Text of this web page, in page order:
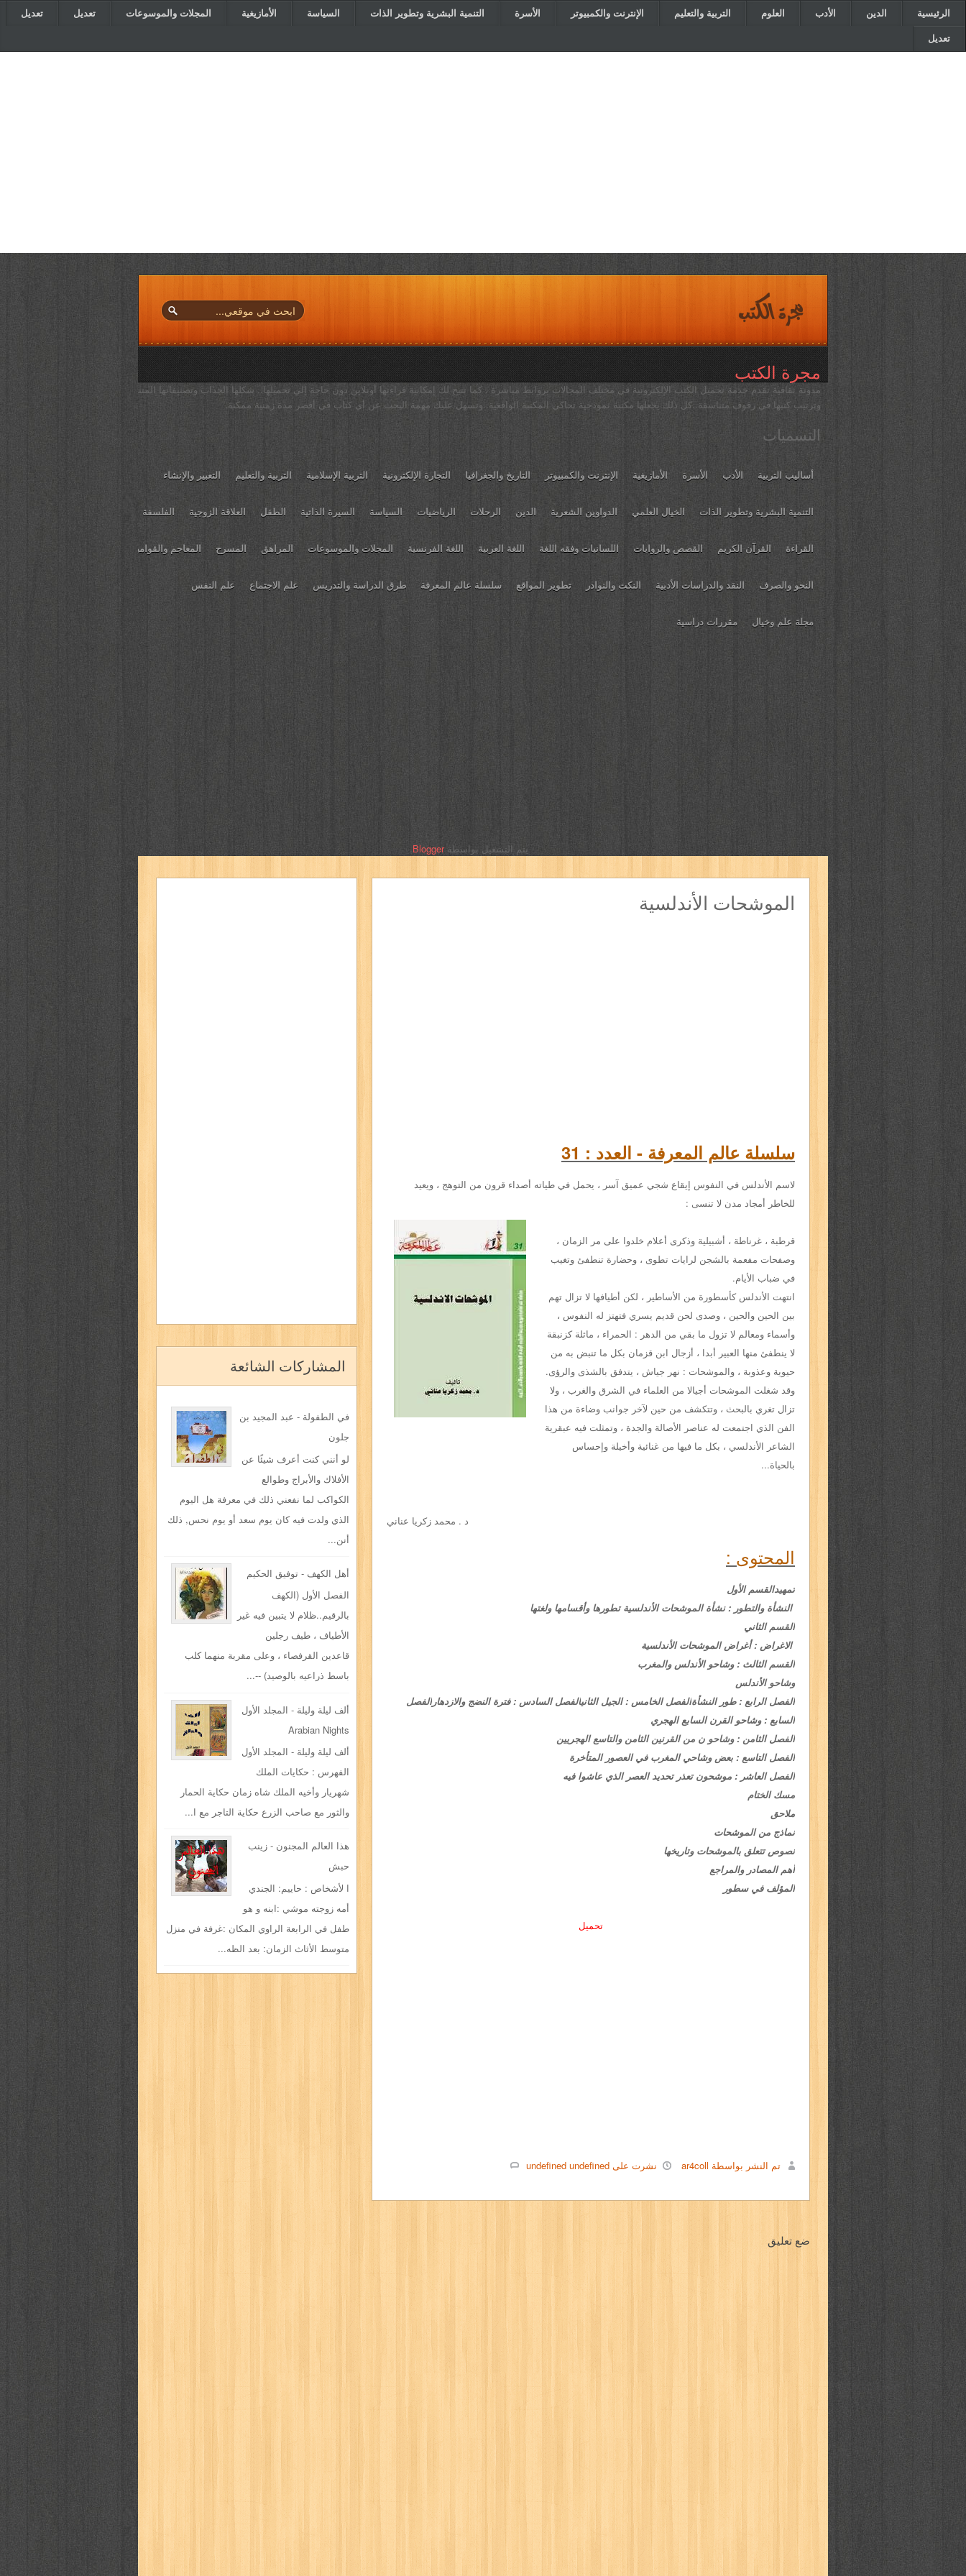
الرئيسية الدين الأدب العلوم التربية والتعليم الإنترنت والكمبيوتر الأسرة التنمية البشرية وتطوير الذات السياسة الأمازيغية المجلات والموسوعات تعديل تعديل
تعديل
مجرة الكتب
مدونة ثقافية تقدم خدمة تحميل الكتب الإلكترونية في مختلف المجالات بروابط مباشرة ، كما تتيح لك إمكانية قراءتها أونلاين دون حاجة إلى تحميلها.. شكلها الجذاب وتصنيفاتها المتنوعة
وترتيب كتبها في رفوف متناسقة..كل ذلك يجعلها مكتبة نموذجية تحاكي المكتبة الواقعية..وتسهل عليك مهمة البحث عن أي كتاب في أقصر مدة زمنية ممكنة.
التسميات
أساليب التربية الأدب الأسرة الأمازيغية الإنترنت والكمبيوتر التاريخ والجغرافيا التجارة الإلكترونية التربية الإسلامية التربية والتعليم التعبير والإنشاء
التنمية البشرية وتطوير الذات الخيال العلمي الدواوين الشعرية الدين الرحلات الرياضيات السياسة السيرة الذاتية الطفل العلاقة الزوجية الفلسفة
القراءة القرآن الكريم القصص والروايات اللسانيات وفقه اللغة اللغة العربية اللغة الفرنسية المجلات والموسوعات المراهق المسرح المعاجم والقواميس
النحو والصرف النقد والدراسات الأدبية النكت والنوادر تطوير المواقع سلسلة عالم المعرفة طرق الدراسة والتدريس علم الاجتماع علم النفس
مجلة علم وخيال مقررات دراسية
يتم التشغيل بواسطةBlogger
.
الموشحات الأندلسية
سلسلة عالم المعرفة - العدد : 31
لاسم الأندلس في النفوس إيقاع شجي عميق آسر ، يحمل في طياته أصداء قرون من التوهج ، ويعيد
للخاطر أمجاد مدن لا تنسى :
قرطبة ، غرناطة ، أشبيلية وذكرى أعلام خلدوا على مر الزمان ،
وصفحات مفعمة بالشجن لرايات تطوى ، وحضارة تنطفئ وتغيب
في ضباب الأيام.
انتهت الأندلس كأسطورة من الأساطير ، لكن أطيافها لا تزال تهم
بين الحين والحين ، وصدى لحن قديم يسري فتهتز له النفوس ،
وأسماء ومعالم لا تزول ما بقي من الدهر : الحمراء ، ماثلة كزنبقة
لا ينطفئ منها العبير أبدا ، أزجال ابن قزمان بكل ما تنبض به من
حيوية وعذوبة ، والموشحات : نهر جياش ، يتدفق بالشذى والرؤى.
وقد شغلت الموشحات أجيالا من العلماء في الشرق والغرب ، ولا
تزال تغري بالبحث ، وتتكشف من حين لآخر جوانب وضاءة من هذا
الفن الذي اجتمعت له عناصر الأصالة والجدة ، وتمثلت فيه عبقرية
الشاعر الأندلسي ، بكل ما فيها من غنائية وأخيلة وإحساس
بالحياة...
د . محمد زكريا عناني
المحتوى :
تمهيدالقسم الأول
النشأة والتطور :نشأة الموشحات الأندلسية تطورها وأقسامها ولغتها
القسم الثاني
الاغراض :أغراض الموشحات الأندلسية
القسم الثالث : وشاحو الأندلس والمغرب
وشاحو الأندلس
الفصل الرابع : طور النشأةالفصل الخامس : الجيل الثانيالفصل السادس : فترة النضج والازدهار الفصل
السابع : وشاحو القرن السابع الهجري
الفصل الثامن : وشاحو ن من القرنين الثامن والتاسع الهجريين
الفصل التاسع : بعض وشاحي المغرب في العصور المتأخرة
الفصل العاشر : موشحون تعذر تحديد العصر الذي عاشوا فيه
مسك الختام
ملاحق
نماذج من الموشحات
نصوص تتعلق بالموشحات وتاريخها
أهم المصادر والمراجع
المؤلف في سطور
تحميل
تم النشر بواسطة ar4coll نشرت على undefined undefined
ضع تعليق
المشاركات الشائعة
في الطفولة - عبد المجيد بن
جلون
لو أنني كنت أعرف شيئًا عن
الأفلاك والأبراج وطوالع
الكواكب لما نفعني ذلك في معرفة هل اليوم
الذي ولدت فيه كان يوم سعد أو يوم نحس, ذلك
أنن...
أهل الكهف - توفيق الحكيم
الفصل الأول (الكهف
بالرقيم..ظلام لا يتبين فيه غير
الأطياف ، طيف رجلين
قاعدين القرفصاء ، وعلى مقربة منهما كلب
باسط ذراعيه بالوصيد) --...
ألف ليلة وليلة - المجلد الأول
Arabian Nights
ألف ليلة وليلة - المجلد الأول
الفهرس : حكايات الملك
شهريار وأخيه الملك شاه زمان حكاية الحمار
والثور مع صاحب الزرع حكاية التاجر مع ا...
هذا العالم المجنون - زينب
حبش
ا لأشخاص : حاييم: الجندي
أمه زوجته موشي :ابنه و هو
طفل في الرابعة الراوي المكان :غرفة في منزل
متوسط الأثاث الزمان: بعد الظه...